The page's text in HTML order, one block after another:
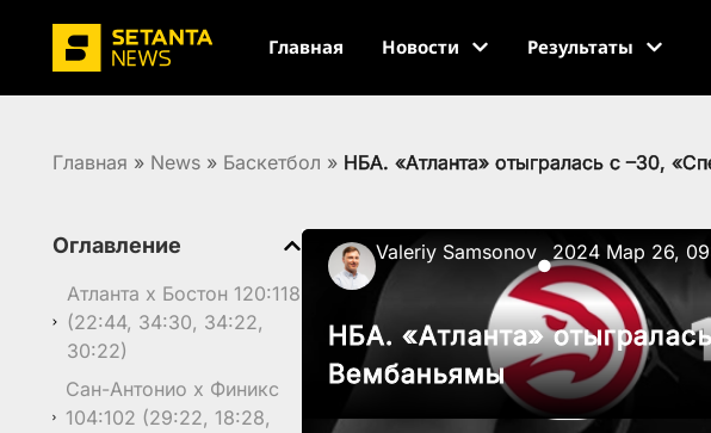
Главная Новости Результаты
Главная » News » Баскетбол » НБА. «Атланта» отыгралась с –30,
Оглавление
Атланта x Бостон 120:118
(22:44, 34:30, 34:22,
30:22)
Сан-Антонио x Финикс
104:102 (29:22, 18:28,
Valeriy Samsonov
●
2024 Мар 26,
НБА. «Атланта»
Вембаньямы